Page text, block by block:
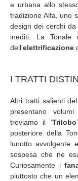
e urbana allo
tradizione Alfa, uno
design dei cerchi da
inediti. La Tonale
dell’elettrificazione
I TRATTI
Altri tratti salienti
presentano
troviamo il ‘Trilobo
posteriore della
lunotto avvolgente
sospesa che ne
Curiosamente i
piuttosto che un